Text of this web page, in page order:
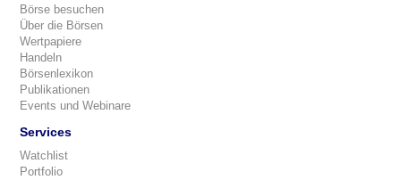
Börse besuchen
Über die Börsen
Wertpapiere
Handeln
Börsenlexikon
Publikationen
Events und Webinare
Services
Watchlist
Portfolio